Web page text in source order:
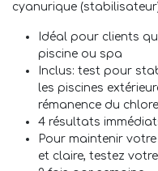
cyanurique
Idéal pour clients
piscine ou spa
Inclus: test pour
les piscines
rémanence du
4 résultats
Pour maintenir
et claire, testez